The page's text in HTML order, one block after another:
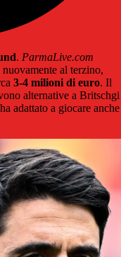
. ParmaLive.com
al terzino,
3-4 milioni di euro. Il
alternative a Britschgi
adattato a giocare anche